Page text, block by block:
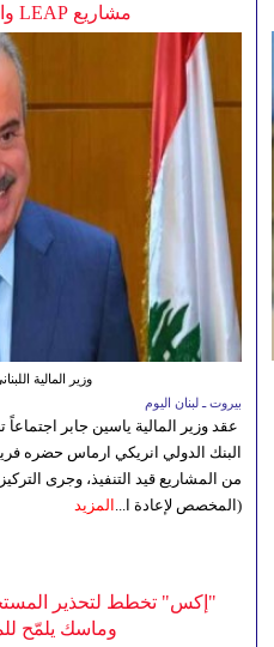
مشاريع LEAP والتنمية الرقمية
وزير المالية
بيروت ـ لبنان اليوم
عقد وزير المالية ياسين جابر
البنك الدولي انريكي ارماس حضره
(المخصص لإعادة ا... المزيد
"إكس" تخطط لتحذير
وماسك يلمّح